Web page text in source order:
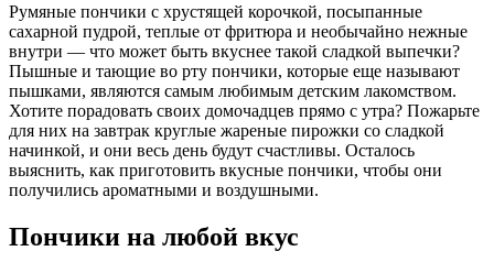
Румяные пончики с хрустящей корочкой, посыпанные
сахарной пудрой, теплые от фритюра и необычайно нежные
внутри — что может быть вкуснее такой сладкой выпечки?
Пышные и тающие во рту пончики, которые еще называют
пышками, являются самым любимым детским лакомством.
Хотите порадовать своих домочадцев прямо с утра? Пожарьте
для них на завтрак круглые жареные пирожки со сладкой
начинкой, и они весь день будут счастливы. Осталось
выяснить, как приготовить вкусные пончики, чтобы они
получились ароматными и воздушными.
Пончики на любой вкус